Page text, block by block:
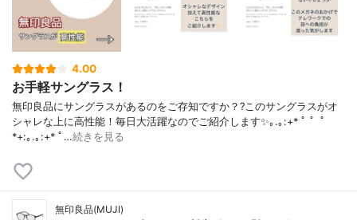
4.00
お手軽サングラス！
無印良品にサングラスがあるのをご存知ですか？?このサングラスがオ
シャレな上に高性能！毎日大活躍なのでご紹介します✨｡.｡:+* ﾟ ゜ﾟ
*+:｡.｡:+* ﾟ…続きを見る
無印良品(MUJI)